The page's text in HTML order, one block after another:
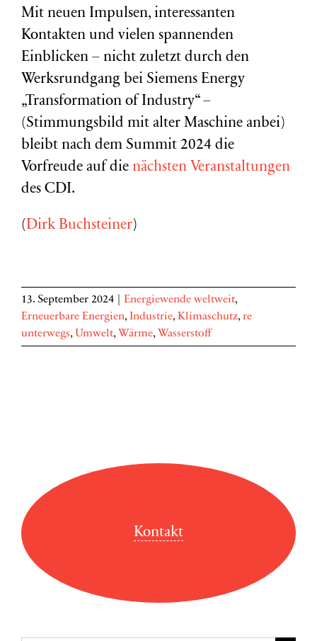
Mit neuen Impulsen, interessanten
Kontakten und vielen spannenden
Einblicken – nicht zuletzt durch den
Werksrundgang bei Siemens Energy
„Transformation of Industry“ –
(Stimmungsbild mit alter Maschine anbei)
bleibt nach dem Summit 2024 die
Vorfreude auf die nächsten Veranstaltungen
des CDI.
(Dirk Buchsteiner)
13. September 2024 Energiewende weltweit,
Erneuerbare Energien, Industrie, Klimaschutz, re
unterwegs, Umwelt, Wärme, Wasserstoff
Kontakt